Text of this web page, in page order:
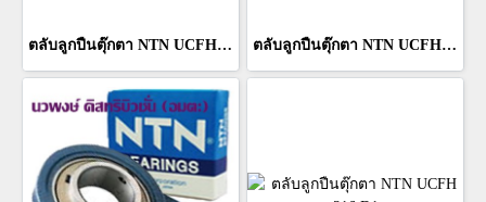
ตลับลูกปืนตุ๊กตา NTN UCFH 313 D1 ตลับลูกปืนตุ๊กตา NTN UCFH 314 D1